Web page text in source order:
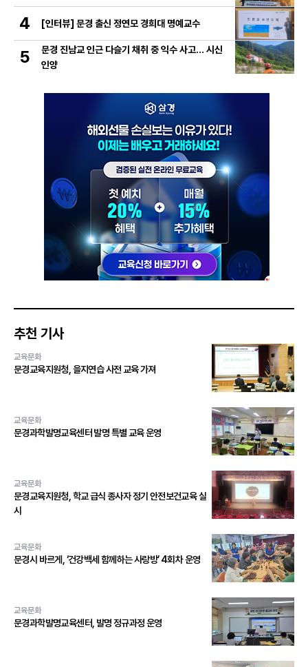
4 [인터뷰] 문경 출신 정연모 경희대 명예교수
5
문경 진남교 인근 다슬기 채취 중 익수 사고… 시신
인양
추천 기사
교육문화
문경교육지원청, 을지연습 사전 교육 가져
교육문화
문경과학발명교육센터 발명 특별 교육 운영
교육문화
문경교육지원청, 학교 급식 종사자 정기 안전보건교육 실
시
교육문화
문경시 바르게, ‘건강백세 함께하는 사랑방’ 4회차 운영
교육문화
문경과학발명교육센터, 발명 정규과정 운영